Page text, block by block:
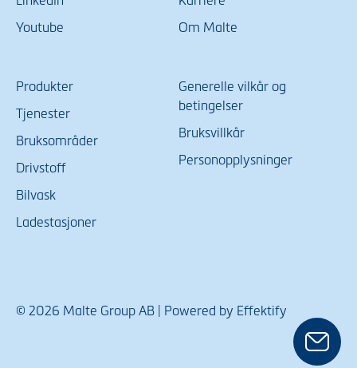
Youtube
Om Malte
Produkter
Tjenester
Bruksområder
Drivstoff
Bilvask
Ladestasjoner
Generelle vilkår og
betingelser
Bruksvillkår
Personopplysninger
© 2026 Malte Group AB | Powered by Effektify